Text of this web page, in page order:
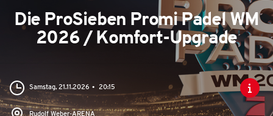
Die ProSieben Promi Padel WM
2026 / Komfort-Upgrade
Samstag, 21.11.2026 20:15
Rudolf Weber-ARENA